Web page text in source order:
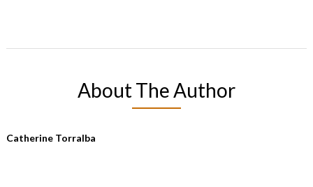
About The Author
Catherine Torralba